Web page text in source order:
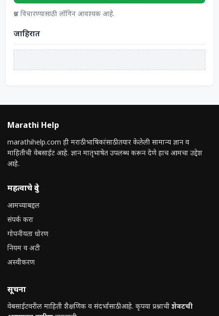
प्रश्न विचारण्यासाठी लॉगिन आवश्यक आहे.
जाहिरात
Marathi Help
marathihelp.com ही मराठी भाषिकांसाठी तयार केलेली सामान्य ज्ञान व
माहितीची वेबसाईट आहे. ज्ञान मातृभाषेत उपलब्ध करून देणे हाच आमचा उद्देश
आहे.
महत्वाचे दुवे
आमच्याबद्दल
संपर्क करा
गोपनीयता धोरण
नियम व अटी
अस्वीकरण
सूचना
वेबसाईटवरील माहिती शैक्षणिक व संदर्भासाठी आहे. कृपया प्रश्नाची शेवटची